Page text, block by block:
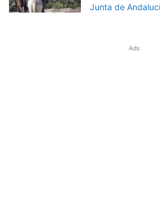
Junta de
Ads